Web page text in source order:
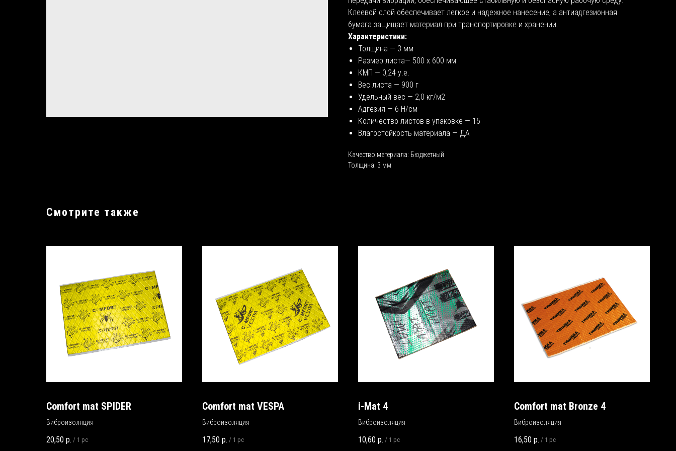
Клеевой слой обеспечивает легкое и надежное нанесение, а антиадгезионная
бумага защищает материал при транспортировке и хранении.
Характеристики:
Толщина — 3 мм
Размер листа— 500 х 600 мм
КМП — 0,24 у.е.
Вес листа — 900 г
Удельный вес — 2,0 кг/м2
Адгезия — 6 Н/см
Количество листов в упаковке — 15
Влагостойкость материала — ДА
Качество материала: Бюджетный
Толщина: 3 мм
Смотрите также
Comfort mat SPIDER
Виброизоляция
20,50 р. / 1 pc
Comfort mat VESPA
Виброизоляция
17,50 р. / 1 pc
i-Mat 4
Виброизоляция
10,60 р. / 1 pc
Comfort mat Bronze 4
Виброизоляция
16,50 р. / 1 pc